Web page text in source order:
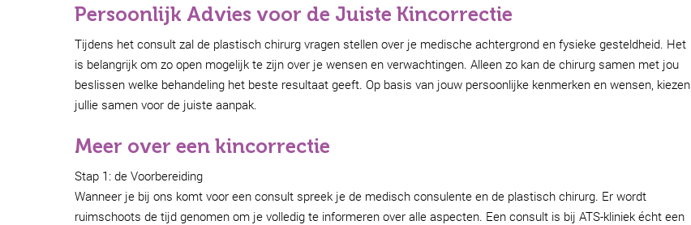
Persoonlijk Advies voor de Juiste Kincorrectie
Tijdens het consult zal de plastisch chirurg vragen stellen over je medische achtergrond en fysieke gesteldheid. Het
is belangrijk om zo open mogelijk te zijn over je wensen en verwachtingen. Alleen zo kan de chirurg samen met jou
beslissen welke behandeling het beste resultaat geeft. Op basis van jouw persoonlijke kenmerken en wensen, kiezen
jullie samen voor de juiste aanpak.
Meer over een kincorrectie
Stap 1: de Voorbereiding
Wanneer je bij ons komt voor een consult spreek je de medisch consulente en de plastisch chirurg. Er wordt
ruimschoots de tijd genomen om je volledig te informeren over alle aspecten. Een consult is bij ATS-kliniek écht een